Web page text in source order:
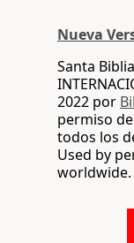
Nueva
Santa
2022 por
permiso
todos los
Used by
worldwide.